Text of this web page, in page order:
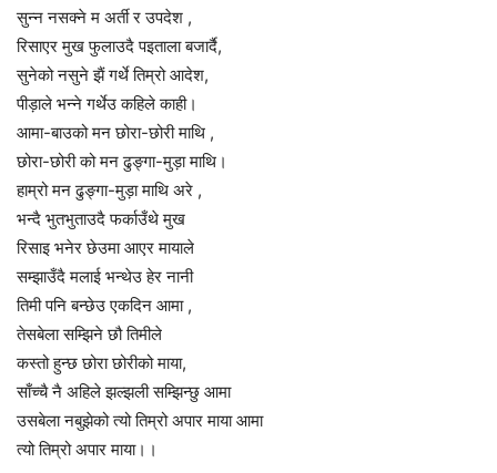
सुन्न नसक्ने म अर्ती र उपदेश ,
रिसाएर मुख फुलाउदै पइताला बजार्दै,
सुनेको नसुने झैं गर्थे तिम्रो आदेश,
पीड़ाले भन्ने गर्थेउ कहिले काही।
आमा-बाउको मन छोरा-छोरी माथि ,
छोरा-छोरी को मन ढुङ्गा-मुड़ा माथि।
हाम्रो मन ढुङ्गा-मुड़ा माथि अरे ,
भन्दै भुतभुताउदै फर्काउँथे मुख
रिसाइ भनेर छेउमा आएर मायाले
सम्झाउँदै मलाई भन्थेउ हेर नानी
तिमी पनि बन्छेउ एकदिन आमा ,
तेसबेला सम्झिने छौ तिमीले
कस्तो हुन्छ छोरा छोरीको माया,
साँच्चै नै अहिले झल्झली सम्झिन्छु आमा
उसबेला नबुझेको त्यो तिम्रो अपार माया आमा
त्यो तिम्रो अपार माया।।